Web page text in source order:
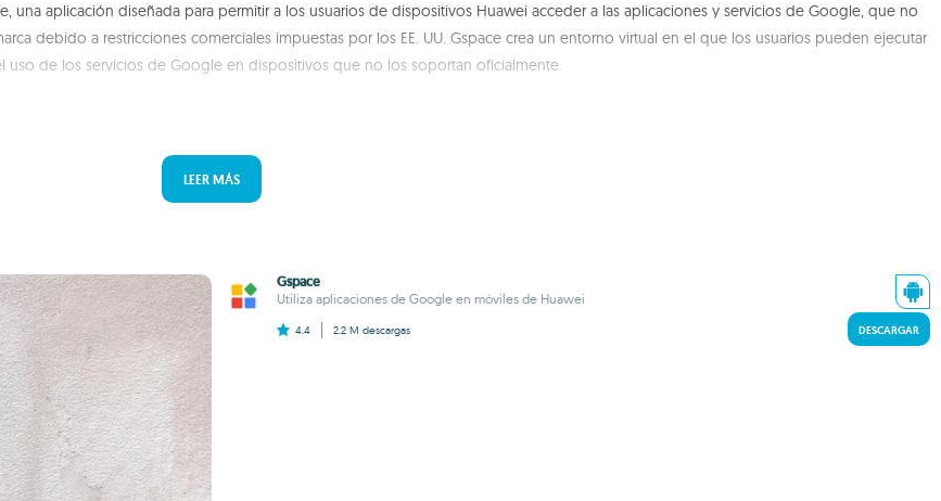
una aplicación diseñada para permitir a los usuarios de dispositivos Huawei acceder a las aplicaciones y servicios de Google, que no
debido a restricciones comerciales impuestas por los EE. UU. Gspace crea un entorno virtual en el que los usuarios pueden ejecutar
uso de los servicios de Google en dispositivos que no los soportan oficialmente.
LEER MÁS
Gspace
Utiliza aplicaciones de Google en móviles de Huawei
4.4 2.2 M descargas DESCARGAR